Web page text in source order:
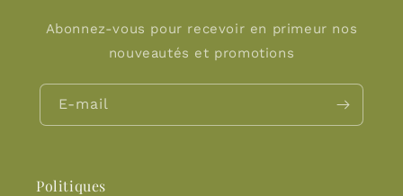
Abonnez-vous pour recevoir en primeur nos
nouveautés et promotions
E-mail
Politiques